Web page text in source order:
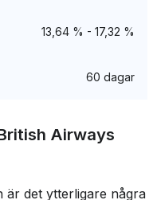
13,64 % - 17,32 %
60 dagar
Airways
är det ytterligare några